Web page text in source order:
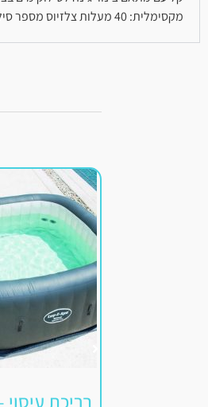
מקסימלית: 40 מעלות צלזיוס מספר סילוני אוויר: 180 חומר מעטפת: TRI-TECH 3-PLY PVC – אפור מערכת בקרה: 220-240V 50Hz מחמם: 2060W יכולת חימום 1.5-2 מעלות צלזיוס בשעה עמידה בתקנים: CE/EMC/GS